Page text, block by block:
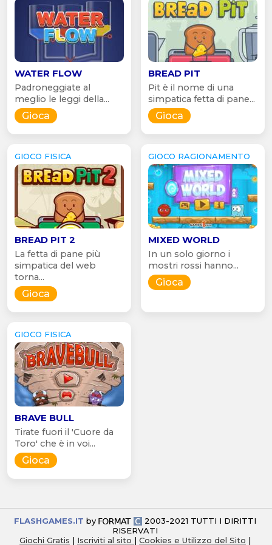
WATER FLOW
Padroneggiate al
meglio le leggi della...
Gioca
BREAD PIT
Pit è il nome di una
simpatica fetta di pane...
Gioca
GIOCO FISICA
BREAD PIT 2
La fetta di pane più
simpatica del web
torna...
Gioca
GIOCO RAGIONAMENTO
MIXED WORLD
In un solo giorno i
mostri rossi hanno...
Gioca
GIOCO FISICA
BRAVE BULL
Tirate fuori il 'Cuore da
Toro' che è in voi...
Gioca
FLASHGAMES.IT by
2003-2021 TUTTI I DIRITTI
RISERVATI
Giochi Gratis | Iscriviti al sito | Cookies e Utilizzo del Sito |